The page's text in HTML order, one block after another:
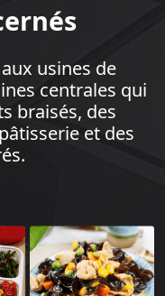
usines de
centrales qui
braisés, des
et des